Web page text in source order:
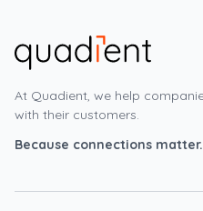
At Quadient, we help
with their customers.
Because connections matter.